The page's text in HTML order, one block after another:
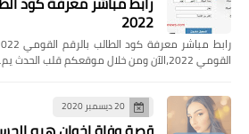
2022
القومي 2022،الآن ومن خلال موقعكم قلب الحدث يم…
20 ديسمبر 2020